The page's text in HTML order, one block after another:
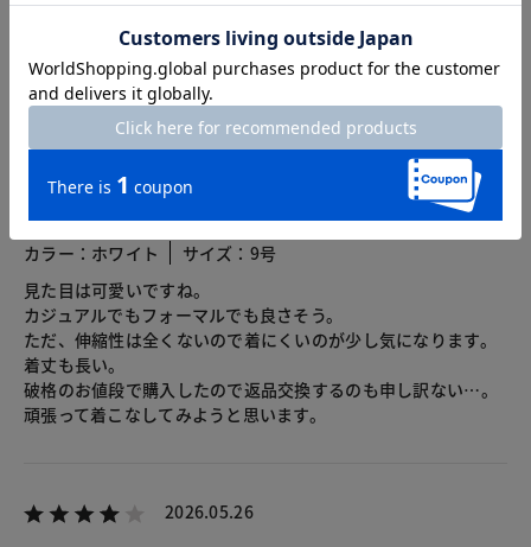
3.6 8レビュー
アボカド 身長159cm 体型普通
カラー：ホワイト
サイズ：9号
見た目は可愛いですね。
カジュアルでもフォーマルでも良さそう。
ただ、伸縮性は全くないので着にくいのが少し気になります。
着丈も長い。
破格のお値段で購入したので返品交換するのも申し訳ない…。
頑張って着こなしてみようと思います。
2026.05.26